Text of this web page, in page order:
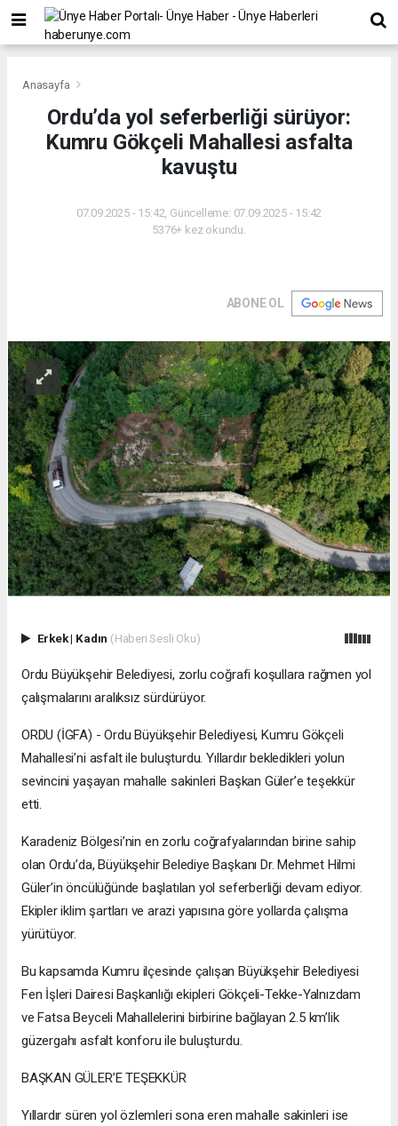
Anasayfa
Ordu’da yol seferberliği sürüyor:
Kumru Gökçeli Mahallesi asfalta
kavuştu
07.09.2025 - 15:42, Güncelleme: 07.09.2025 - 15:42
5376+ kez okundu.
ABONE OL
Erkek| Kadın (Haberi Sesli Oku)
Ordu Büyükşehir Belediyesi, zorlu coğrafi koşullara rağmen yol
çalışmalarını aralıksız sürdürüyor.
ORDU (İGFA) - Ordu Büyükşehir Belediyesi, Kumru Gökçeli
Mahallesi’ni asfalt ile buluşturdu. Yıllardır bekledikleri yolun
sevincini yaşayan mahalle sakinleri Başkan Güler’e teşekkür
etti.
Karadeniz Bölgesi’nin en zorlu coğrafyalarından birine sahip
olan Ordu’da, Büyükşehir Belediye Başkanı Dr. Mehmet Hilmi
Güler’in öncülüğünde başlatılan yol seferberliği devam ediyor.
Ekipler iklim şartları ve arazi yapısına göre yollarda çalışma
yürütüyor.
Bu kapsamda Kumru ilçesinde çalışan Büyükşehir Belediyesi
Fen İşleri Dairesi Başkanlığı ekipleri Gökçeli-Tekke-Yalnızdam
ve Fatsa Beyceli Mahallelerini birbirine bağlayan 2.5 km’lik
güzergahı asfalt konforu ile buluşturdu.
BAŞKAN GÜLER’E TEŞEKKÜR
Yıllardır süren yol özlemleri sona eren mahalle sakinleri ise